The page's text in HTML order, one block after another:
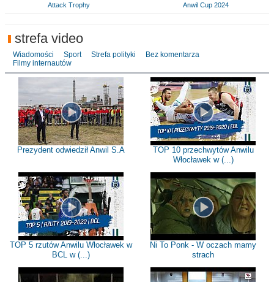
Attack Trophy
Anwil Cup 2024
strefa video
Wiadomości Sport Strefa polityki
Bez komentarza
Filmy internautów
Prezydent odwiedził Anwil S.A
TOP 10 przechwytów Anwilu
Włocławek w (...)
TOP 5 rzutów Anwilu Włocławek w
BCL w (...)
Ni To Ponk - W oczach mamy
strach